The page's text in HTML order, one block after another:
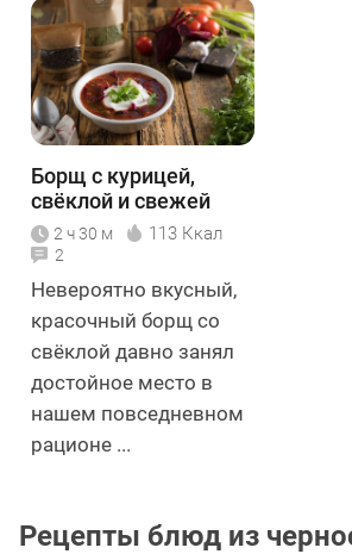
Борщ с курицей,
свёклой и свежей
капустой
2 ч 30 м 113 Ккал
2
Невероятно вкусный,
красочный борщ со
свёклой давно занял
достойное место в
нашем повседневном
рационе ...
Рецепты блюд из